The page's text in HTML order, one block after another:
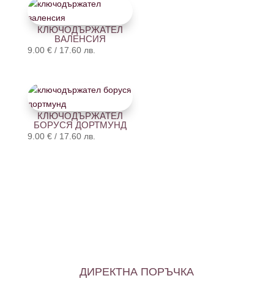
КЛЮЧОДЪРЖАТЕЛ
ВАЛЕНСИЯ
9.00 € / 17.60 лв.
КЛЮЧОДЪРЖАТЕЛ
БОРУСЯ ДОРТМУНД
9.00 € / 17.60 лв.
ДИРЕКТНА ПОРЪЧКА